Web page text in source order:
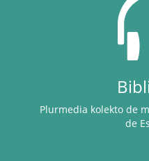
Plurmedia kolekto de
de